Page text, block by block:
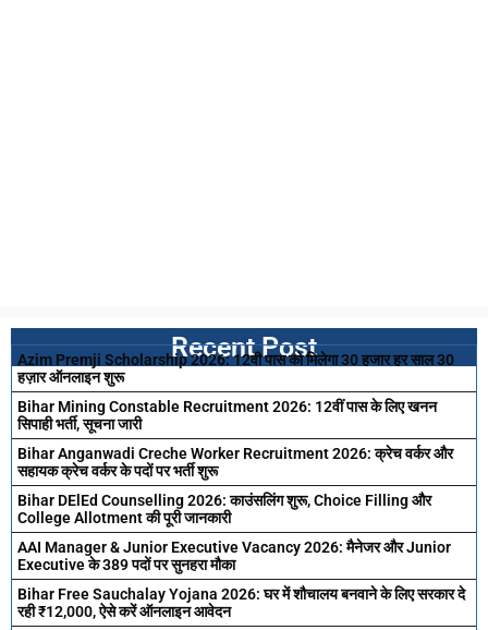
Recent Post
Azim Premji Scholarship 2026: 12वी पास को मिलेगा 30 हजार हर साल 30
हज़ार ऑनलाइन शुरू
Bihar Mining Constable Recruitment 2026: 12वीं पास के लिए खनन
सिपाही भर्ती, सूचना जारी
Bihar Anganwadi Creche Worker Recruitment 2026: क्रेच वर्कर और
सहायक क्रेच वर्कर के पदों पर भर्ती शुरू
Bihar DElEd Counselling 2026: काउंसलिंग शुरू, Choice Filling और
College Allotment की पूरी जानकारी
AAI Manager & Junior Executive Vacancy 2026: मैनेजर और Junior
Executive के 389 पदों पर सुनहरा मौका
Bihar Free Sauchalay Yojana 2026: घर में शौचालय बनवाने के लिए सरकार दे
रही ₹12,000, ऐसे करें ऑनलाइन आवेदन